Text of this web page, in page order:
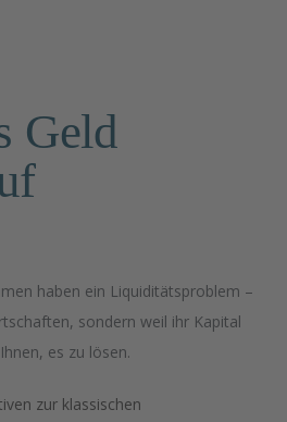
Geld
haben ein Liquiditätsproblem –
sondern weil ihr Kapital
es zu lösen.
zur klassischen